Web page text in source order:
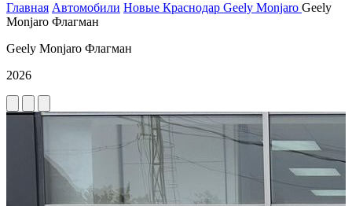
Главная Автомобили Новые Краснодар Geely Monjaro Geely
Monjaro Флагман
Geely Monjaro Флагман
2026